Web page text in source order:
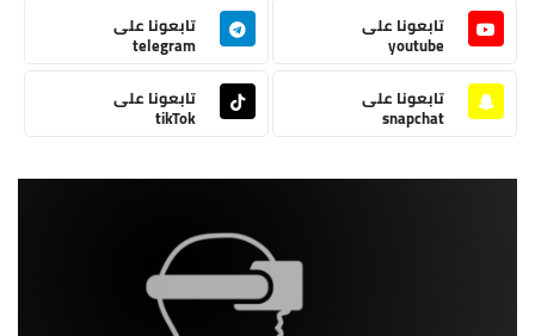
تابعونا على
youtube
تابعونا على
telegram
تابعونا على
snapchat
تابعونا على
tikTok